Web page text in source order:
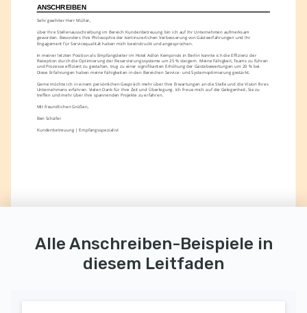
ANSCHREIBEN
Sehr geehrter Herr Müller,
über Ihre Stellenausschreibung im Bereich Kundenbetreuung bin ich auf Ihr Unternehmen aufmerksam
geworden. Besonders Ihre Philosophie der kontinuierlichen Verbesserung von Gästeerfahrungen und Ihr
Engagement für Servicequalität haben mich beeindruckt und angesprochen.
In meiner letzten Position als Empfangsleiter im Hotel Adlon Kempinski in Berlin konnte ich die Effizienz der
Rezeption durch die Optimierung der Reservierungssysteme um 25 % steigern. Meine Fähigkeit, Teams zu führen
und Prozesse effizient zu gestalten, trug zu einer signifikanten Erhöhung der Gästebewertungen um 20 % bei.
Diese Erfahrungen haben meine Fähigkeiten in den Bereichen Service- und Systemoptimierung gestärkt.
Gerne möchte ich in einem persönlichen Gespräch mehr über Ihre Erwartungen an die Stelle und die Vision Ihres
Unternehmens erfahren. Vielen Dank für Ihre Zeit und Überlegung. Ich freue mich auf die Gelegenheit, Sie zu
treffen und mehr über Ihre spannenden Projekte zu erfahren.
Mit freundlichen Grüßen,
Ben Schäfer
Kundenbetreuung | Empfangsspezialist
Alle Anschreiben-Beispiele in
diesem Leitfaden